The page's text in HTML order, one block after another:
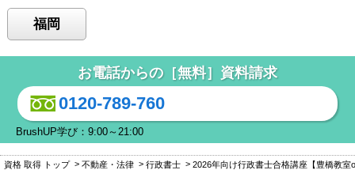
福岡
お電話からの［無料］資料請求
0120-789-760
BrushUP学び：9:00～21:00
資格 取得 トップ 不動産・法律 行政書士 2026年向け行政書士合格講座【豊橋教室